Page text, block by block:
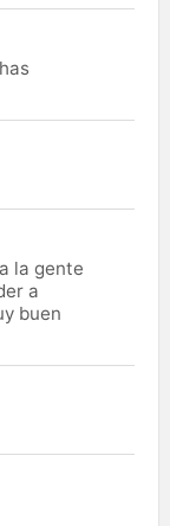
la gente
a
buen